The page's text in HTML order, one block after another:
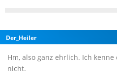
Der_Heiler
Hm, also ganz ehrlich. Ich
nicht.